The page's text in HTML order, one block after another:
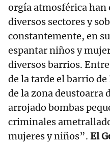
orgía atmosférica han
diversos sectores y
constantemente, en
espantar niños y
diversos barrios.
de la tarde el barrio
de la zona deustoarra
arrojado bombas
criminales
mujeres y niños”. El